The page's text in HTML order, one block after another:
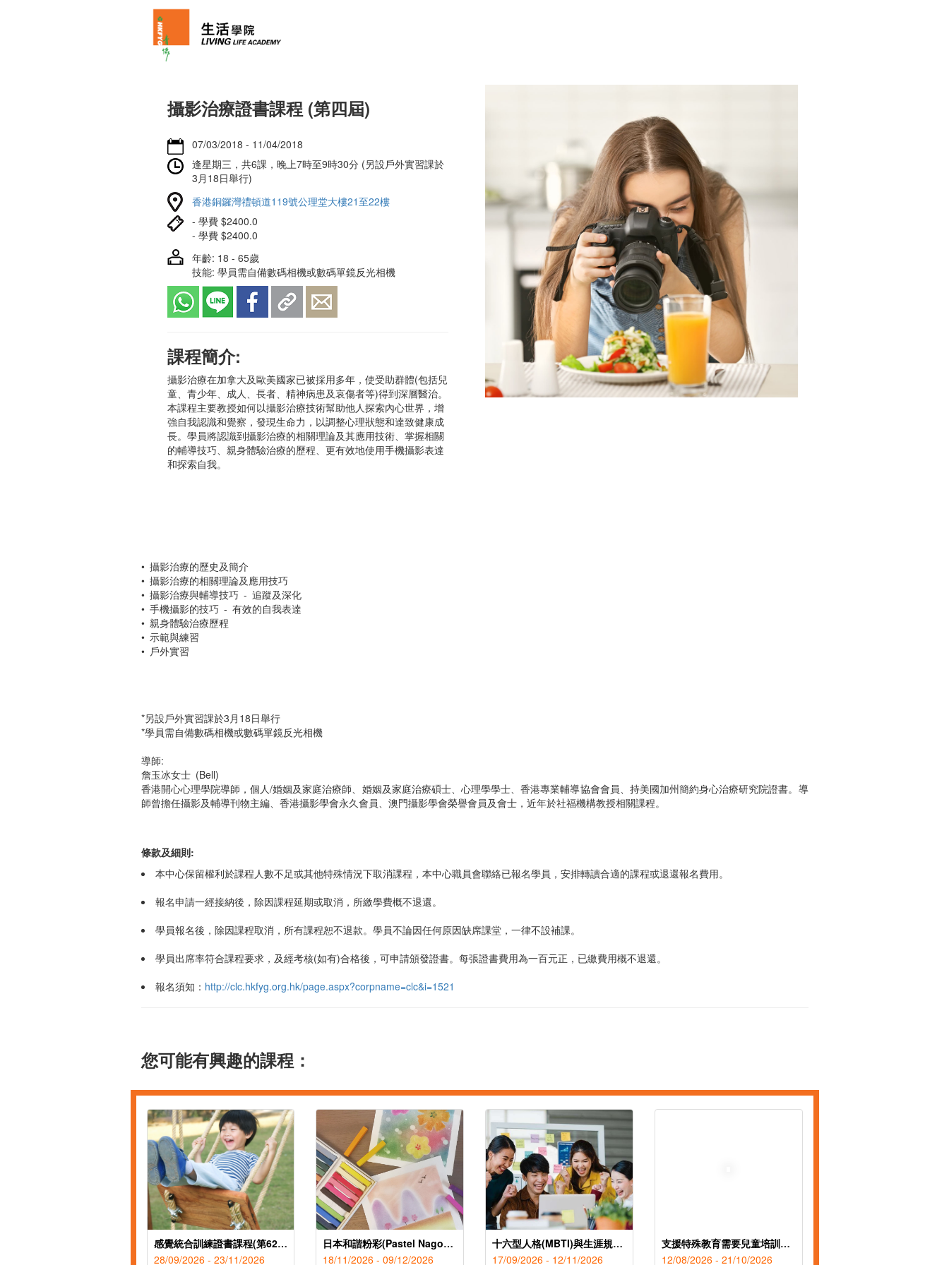
攝影治療證書課程 (第四屆)
07/03/2018 - 11/04/2018
逢星期三，共6課，晚上7時至9時30分 (另設戶外實習課於
3月18日舉行)
香港銅鑼灣禮頓道119號公理堂大樓21至22樓
- 學費 $2400.0
- 學費 $2400.0
年齡: 18 - 65歲
技能: 學員需自備數碼相機或數碼單鏡反光相機
課程簡介:
攝影治療在加拿大及歐美國家已被採用多年，使受助群體(包括兒
童、青少年、成人、長者、精神病患及哀傷者等)得到深層醫治。
本課程主要教授如何以攝影治療技術幫助他人探索內心世界，增
強自我認識和覺察，發現生命力，以調整心理狀態和達致健康成
長。學員將認識到攝影治療的相關理論及其應用技術、掌握相關
的輔導技巧、親身體驗治療的歷程、更有效地使用手機攝影表達
和探索自我。
• 攝影治療的歷史及簡介
• 攝影治療的相關理論及應用技巧
• 攝影治療與輔導技巧 - 追蹤及深化
• 手機攝影的技巧 - 有效的自我表達
• 親身體驗治療歷程
• 示範與練習
• 戶外實習
*另設戶外實習課於3月18日舉行
*學員需自備數碼相機或數碼單鏡反光相機
導師:
詹玉冰女士 (Bell)
香港開心心理學院導師，個人/婚姻及家庭治療師、婚姻及家庭治療碩士、心理學學士、香港專業輔導協會會員、持美國加州簡約身心治療研究院證書。導
師曾擔任攝影及輔導刊物主編、香港攝影學會永久會員、澳門攝影學會榮譽會員及會士，近年於社福機構教授相關課程。
條款及細則:
本中心保留權利於課程人數不足或其他特殊情況下取消課程，本中心職員會聯絡已報名學員，安排轉讀合適的課程或退還報名費用。
報名申請一經接納後，除因課程延期或取消，所繳學費概不退還。
學員報名後，除因課程取消，所有課程恕不退款。學員不論因任何原因缺席課堂，一律不設補課。
學員出席率符合課程要求，及經考核(如有)合格後，可申請頒發證書。每張證書費用為一百元正，已繳費用概不退還。
報名須知： http://clc.hkfyg.org.hk/page.aspx?corpname=clc&i=1521
您可能有興趣的課程：
感覺統合訓練證書課程(第62屆)
28/09/2026 - 23/11/2026
日本和諧粉彩(Pastel Nagomi Art)療癒課程
18/11/2026 - 09/12/2026
十六型人格(MBTI)與生涯規劃指導證書課程(第40屆)
17/09/2026 - 12/11/2026
支援特殊教育需要兒童培訓證書(第40屆)TQUK證書申請
12/08/2026 - 21/10/2026